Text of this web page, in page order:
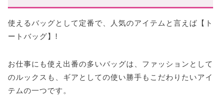
≪40代≫
人気ブランド:①
人気ブランド:③
まとめ
使えるバッグとして定番で、人気のアイテムと言えば【ト
ートバッグ】!
お仕事にも使え出番の多いバッグは、ファッションとして
のルックスも、ギアとしての使い勝手もこだわりたいアイ
テムの一つです。